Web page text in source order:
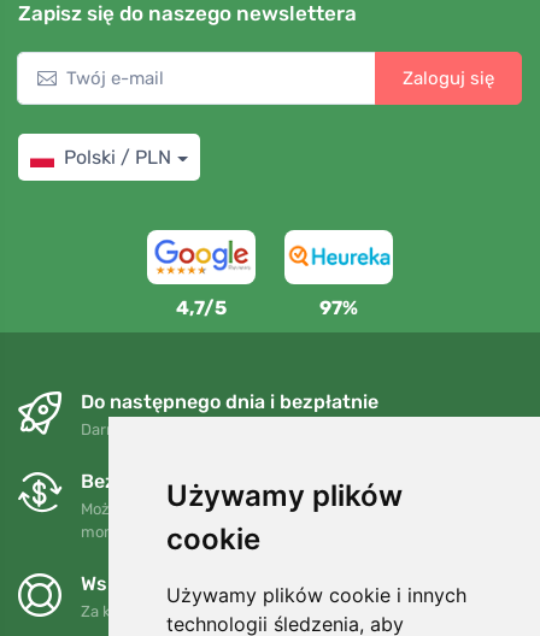
Używamy plików
cookie
Używamy plików cookie i innych
technologii śledzenia, aby
Zapisz się do naszego newslettera
Zaloguj się
Polski / PLN
4,7/5 97%
Do następnego dnia i bezpłatnie
Darmowa wysyłka dla zamówień powyżej 250 PLN
Bezpłatne wymiany i zwroty
Możesz zwrócić lub wymienić swoje zamówienie w dowolnym
momencie w ciągu 90 dni.
Wspieramy Trees.org
Za każde zamówienie sadzimy drzewo! Czytaj więcej